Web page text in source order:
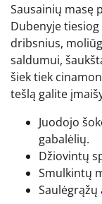
Sausainių masę
Dubenyje
dribsnius,
saldumui,
šiek tiek
tešlą galite
Juodojo
gabalėlių.
Džiovintų
Smulkintų